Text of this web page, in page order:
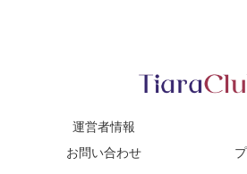
運営者情報
お問い合わせ